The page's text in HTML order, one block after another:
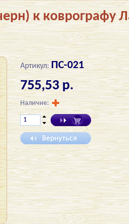
к коврографу
Артикул: ПС-021
755,53 р.
Наличие: